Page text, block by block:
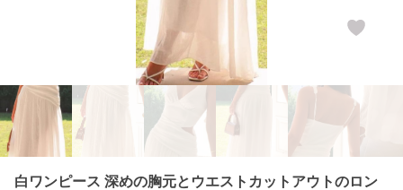
白ワンピース 深めの胸元とウエストカットアウトのロン